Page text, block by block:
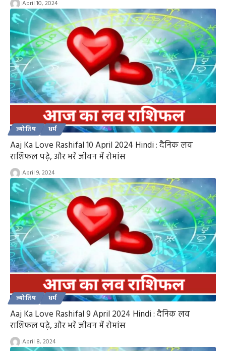
April 10, 2024
ज्योतिष धर्म
Aaj Ka Love Rashifal 10 April 2024 Hindi : दैनिक लव
राशिफल पढ़े, और भरें जीवन में रोमांस
April 9, 2024
ज्योतिष धर्म
Aaj Ka Love Rashifal 9 April 2024 Hindi : दैनिक लव
राशिफल पढ़े, और भरें जीवन में रोमांस
April 8, 2024